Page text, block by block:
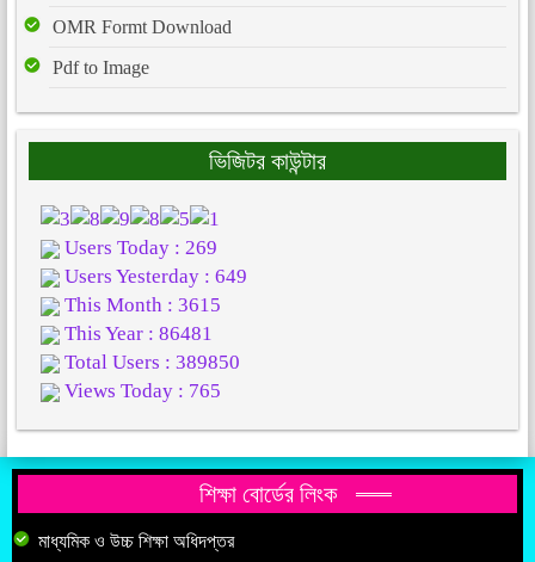
OMR Formt Download
Pdf to Image
ভিজিটর কাউন্টার
Users Today : 269
Users Yesterday : 649
This Month : 3615
This Year : 86481
Total Users : 389850
Views Today : 765
শিক্ষা বোর্ডের লিংক
মাধ্যমিক ও উচ্চ শিক্ষা অধিদপ্তর